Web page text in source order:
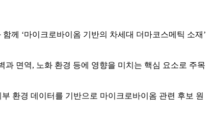
함께 ‘마이크로바이옴 기반의 차세대 더마코스메틱 소재’
면역, 노화 환경 등에 영향을 미치는 핵심 요소로 주목
환경 데이터를 기반으로 마이크로바이옴 관련 후보 원